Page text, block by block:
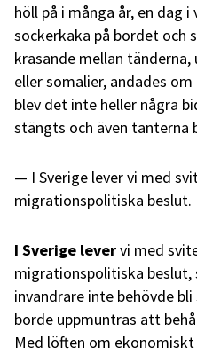
höll på i många år, en dag
sockerkaka på bordet och
krasande mellan
eller somalier, andades
blev det inte heller några
stängts och även tanterna
I Sverige lever vi med
migrationspolitiska beslut.
I Sverige levervi med
migrationspolitiska
invandrare inte behövde
borde uppmuntras att
Med löften om